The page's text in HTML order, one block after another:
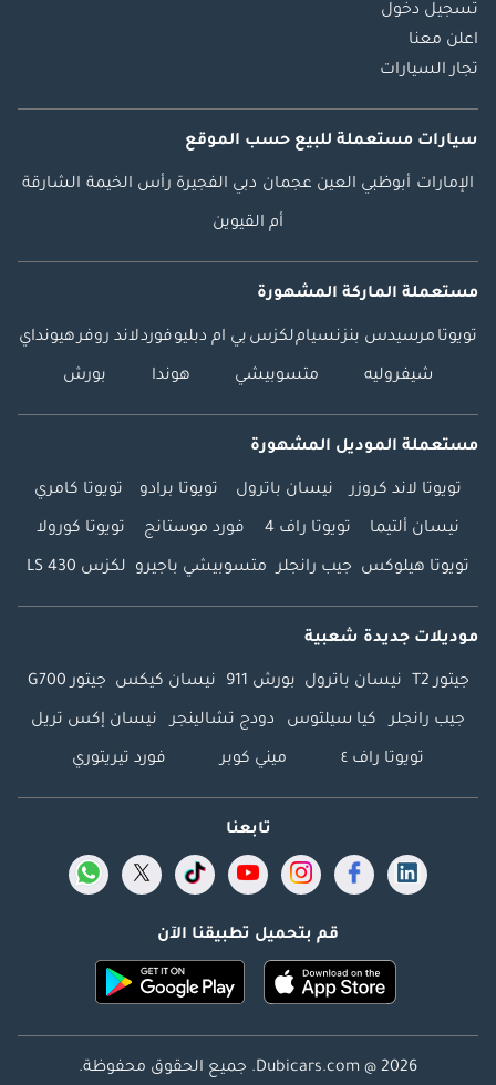
تسجيل دخول
اعلن معنا
تجار السيارات
سيارات مستعملة للبيع حسب الموقع
الإمارات أبوظبي العين عجمان دبي الفجيرة رأس الخيمة الشارقة
أم القيوين
مستعملة الماركة المشهورة
تويوتا مرسيدس بنزنسياملكزس بي ام دبليوفوردلاند روفرهيونداي
شيفروليه متسوبيشي هوندا بورش
مستعملة الموديل المشهورة
تويوتا لاند كروزر نيسان باترول تويوتا برادو تويوتا كامري
نيسان ألتيما تويوتا راف 4 فورد موستانج تويوتا كورولا
تويوتا هيلوكس جيب رانجلر متسوبيشي باجيرو لكزس LS 430
موديلات جديدة شعبية
جيتور T2 نيسان باترول بورش 911 نيسان كيكس جيتور G700
جيب رانجلر كيا سيلتوس دودج تشالينجر نيسان إكس تريل
تويوتا راف ٤ ميني كوبر فورد تيريتوري
تابعنا
قم بتحميل تطبيقنا الآن
Dubicars.com @ 2026. جميع الحقوق محفوظة.